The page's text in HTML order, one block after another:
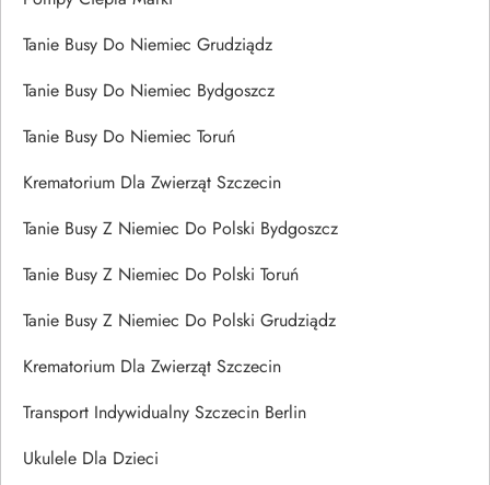
Tanie Busy Do Niemiec Grudziądz
Tanie Busy Do Niemiec Bydgoszcz
Tanie Busy Do Niemiec Toruń
Krematorium Dla Zwierząt Szczecin
Tanie Busy Z Niemiec Do Polski Bydgoszcz
Tanie Busy Z Niemiec Do Polski Toruń
Tanie Busy Z Niemiec Do Polski Grudziądz
Krematorium Dla Zwierząt Szczecin
Transport Indywidualny Szczecin Berlin
Ukulele Dla Dzieci